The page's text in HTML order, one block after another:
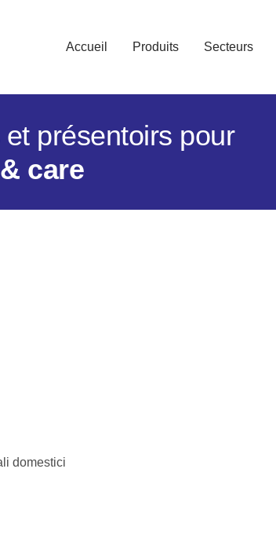
Accueil Produits Secteurs
présentoirs pour
care